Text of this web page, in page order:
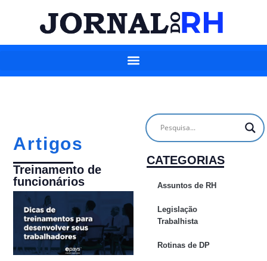
Artigos
Treinamento de
funcionários
CATEGORIAS
Assuntos de RH
Legislação
Trabalhista
Rotinas de DP